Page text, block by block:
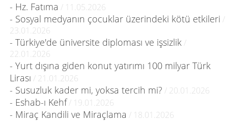
- Hz. Fatıma / 11.05.2026
- Sosyal medyanın çocuklar üzerindeki kötü etkileri /
23.01.2026
- Türkiye'de üniversite diploması ve işsizlik/
22.01.2026
- Yurt dışına giden konut yatırımı 100 milyar Türk
Lirası / 21.01.2026
- Susuzluk kader mi, yoksa tercih mi? / 20.01.2026
- Eshab-ı Kehf/ 19.01.2026
- Miraç Kandili ve Miraçlama / 18.01.2026